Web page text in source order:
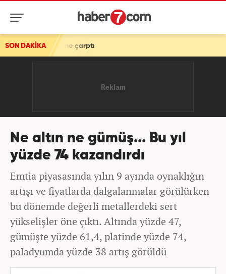
SON DAKİKA
Ne altın ne gümüş... Bu yıl
yüzde 74 kazandırdı
Emtia piyasasında yılın 9 ayında oynaklığın
artışı ve fiyatlarda dalgalanmalar görülürken
bu dönemde değerli metallerdeki sert
yükselişler öne çıktı. Altında yüzde 47,
gümüşte yüzde 61,4, platinde yüzde 74,
paladyumda yüzde 38 artış görüldü